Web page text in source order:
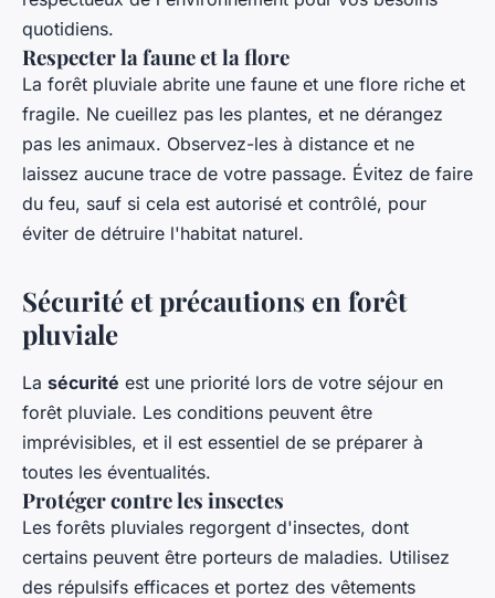
quotidiens.
Respecter la faune et la flore
La forêt pluviale abrite une faune et une flore riche et
fragile. Ne cueillez pas les plantes, et ne dérangez
pas les animaux. Observez-les à distance et ne
laissez aucune trace de votre passage. Évitez de faire
du feu, sauf si cela est autorisé et contrôlé, pour
éviter de détruire l'habitat naturel.
Sécurité et précautions en forêt
pluviale
La sécurité est une priorité lors de votre séjour en
forêt pluviale. Les conditions peuvent être
imprévisibles, et il est essentiel de se préparer à
toutes les éventualités.
Protéger contre les insectes
Les forêts pluviales regorgent d'insectes, dont
certains peuvent être porteurs de maladies. Utilisez
des répulsifs efficaces et portez des vêtements